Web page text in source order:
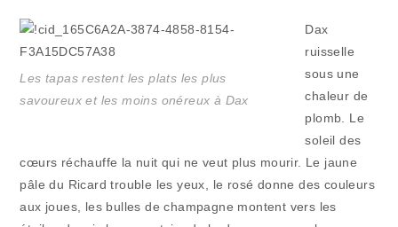
Les tapas restent les plats les plus
savoureux et les moins onéreux à Dax
Dax
ruisselle
sous une
chaleur de
plomb. Le
soleil des
cœurs réchauffe la nuit qui ne veut plus mourir. Le jaune
pâle du Ricard trouble les yeux, le rosé donne des couleurs
aux joues, les bulles de champagne montent vers les